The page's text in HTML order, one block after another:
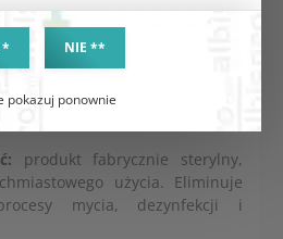
* NIE **
pokazuj ponownie
w procedurach
stabilizacji tkanek w celu
produkt fabrycznie sterylny,
użycia. Eliminuje
mycia, dezynfekcji i